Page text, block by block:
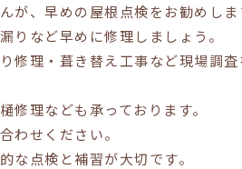
が、早めの屋根点検をお勧めしま
りなど早めに修理しましょう。
修理・葺き替え工事など現場調
修理なども承っております。
わせください。
な点検と補習が大切です。